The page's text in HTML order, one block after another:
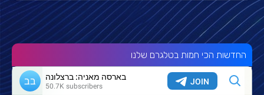
החדשות הכי חמות בטלגרם שלנו